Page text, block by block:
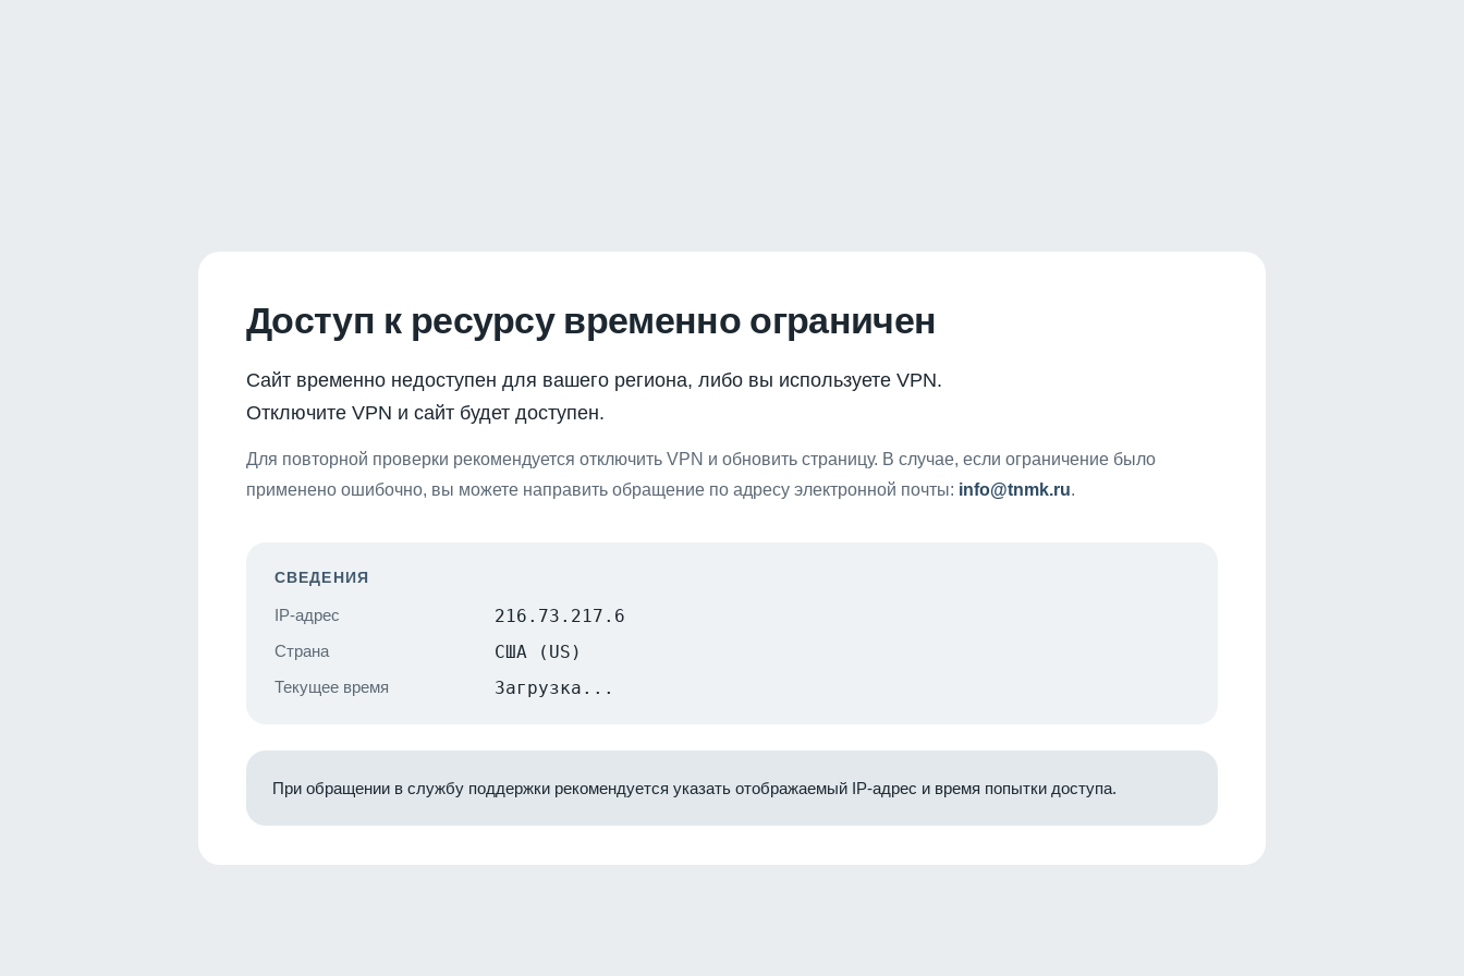
Доступ к ресурсу временно ограничен
Сайт временно недоступен для вашего региона, либо вы используете VPN.
Отключите VPN и сайт будет доступен.
Для повторной проверки рекомендуется отключить VPN и обновить страницу. В случае, если ограничение было
применено ошибочно, вы можете направить обращение по адресу электронной почты: info@tnmk.ru.
СВЕДЕНИЯ
IP-адрес 216.73.217.6
Страна США (US)
Текущее время Загрузка...
При обращении в службу поддержки рекомендуется указать отображаемый IP-адрес и время попытки доступа.